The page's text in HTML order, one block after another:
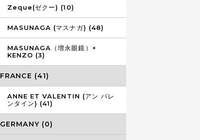
Zeque(ゼクー) (10)
MASUNAGA (マスナガ) (48)
MASUNAGA（増永眼鏡）×
KENZO (3)
FRANCE (41)
ANNE ET VALENTIN (アン バレ
ンタイン) (41)
GERMANY (0)